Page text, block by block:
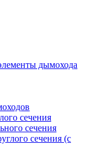
дымохода
сечения
сечения
сечения (с